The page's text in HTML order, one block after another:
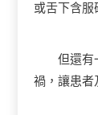
或舌下含服
但還有一
禍，讓患者